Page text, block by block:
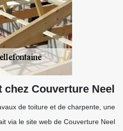
Couverture Neel
de toiture et de charpente, une
via le site web de Couverture Neel